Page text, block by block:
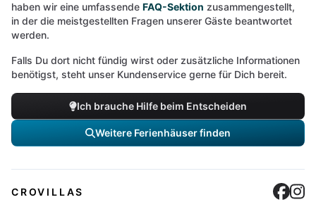
haben wir eine umfassende FAQ-Sektion zusammengestellt,
in der die meistgestellten Fragen unserer Gäste beantwortet
werden.
Falls Du dort nicht fündig wirst oder zusätzliche Informationen
benötigst, steht unser Kundenservice gerne für Dich bereit.
Ich brauche Hilfe beim Entscheiden
Weitere Ferienhäuser finden
CROVILLAS